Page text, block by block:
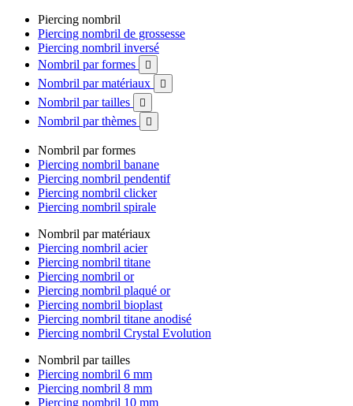
Piercing nombril
Piercing nombril de grossesse
Piercing nombril inversé
Nombril par formes

Nombril par matériaux 
Nombril par tailles 
Nombril par thèmes 
Nombril par formes
Piercing nombril banane
Piercing nombril pendentif
Piercing nombril clicker
Piercing nombril spirale
Nombril par matériaux
Piercing nombril acier
Piercing nombril titane
Piercing nombril or
Piercing nombril plaqué or
Piercing nombril bioplast
Piercing nombril titane anodisé
Piercing nombril Crystal Evolution
Nombril par tailles
Piercing nombril 6 mm
Piercing nombril 8 mm
Piercing nombril 10 mm